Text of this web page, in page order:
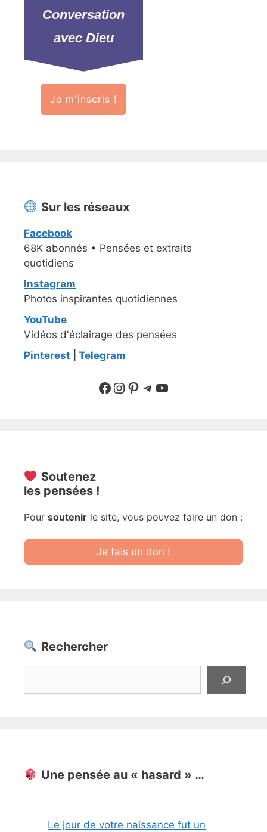
Conversation
avec Dieu
Je m'inscris !
Sur les réseaux
Facebook
68K abonnés • Pensées et extraits
quotidiens
Instagram
Photos inspirantes quotidiennes
YouTube
Vidéos d'éclairage des pensées
Pinterest
Telegram
Suivre sur Facebook
Suivre sur Instagram
Pinterest
Sur Telegram
YouTube
Soutenez
les pensées !
Pour soutenir le site, vous pouvez faire un don :
Je fais un don !
Rechercher
Une pensée au « hasard » …
Le jour de votre naissance fut un